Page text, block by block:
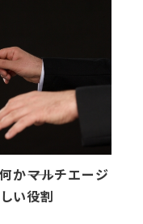
――マルチエージ
い役割